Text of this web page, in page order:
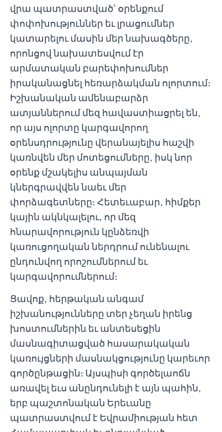
վրա պատրաստված՝ օրենքում
փոփոխություններ եւ լրացումներ
կատարելու մասին մեր նախագծերը,
որոնցով նախատեսվում էր
արմատական բարեփոխումներ
իրականացնել հեռարձակման ոլորտում։
Իշխանական ամենաբարձր
ատյաններում մեզ հավաստիացրել են,
որ այս ոլորտը կարգավորող
օրենսդրությունը վերանայելիս հաշվի
կառնվեն մեր մոտեցումները, իսկ նոր
օրենք մշակելիս անպայման
կներգրավվեն նաեւ մեր
փորձագետները։ Հետեւաբար, հիմքեր
կային ակնկալելու, որ մեզ
հնարավորություն կընձեռվի
կառուցողական ներդրում ունենալու
ընդունվող որոշումներում եւ
կարգավորումներում։
Ցավոք, հերթական անգամ
իշխանությունները տեր չեղան իրենց
խոստումներին եւ անտեսեցին
մասնագիտացված հասարակական
կառույցների մասնակցությունը կարեւոր
գործընթացին։ Այսպիսի գործելաոճն
առավել եւս անընդունելի է այն պահին,
երբ պաշտոնական Երեւանը
պատրաստվում է Եվրամիության հետ